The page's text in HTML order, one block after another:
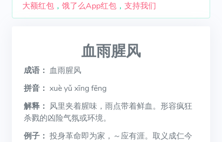
大额红包 ， 饿了么App红包 ， 支持我们
血雨腥风
成语： 血雨腥风
拼音： xuè yǔ xīng fēng
解释： 风里夹着腥味，雨点带着鲜血。形容疯狂
杀戮的凶险气氛或环境。
例子： 投身革命即为家，～应有涯。取义成仁今